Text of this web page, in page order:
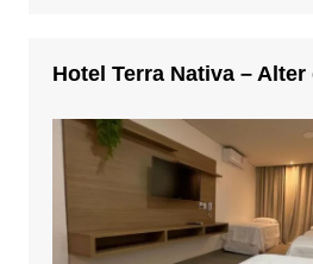
Hotel Terra Nativa – Alter